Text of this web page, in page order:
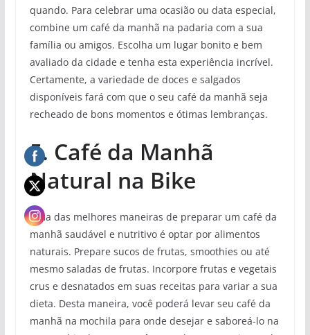
quando. Para celebrar uma ocasião ou data especial,
combine um café da manhã na padaria com a sua
família ou amigos. Escolha um lugar bonito e bem
avaliado da cidade e tenha esta experiência incrível.
Certamente, a variedade de doces e salgados
disponíveis fará com que o seu café da manhã seja
recheado de bons momentos e ótimas lembranças.
5. Café da Manhã
Natural na Bike
Uma das melhores maneiras de preparar um café da
manhã saudável e nutritivo é optar por alimentos
naturais. Prepare sucos de frutas, smoothies ou até
mesmo saladas de frutas. Incorpore frutas e vegetais
crus e desnatados em suas receitas para variar a sua
dieta. Desta maneira, você poderá levar seu café da
manhã na mochila para onde desejar e saboreá-lo na